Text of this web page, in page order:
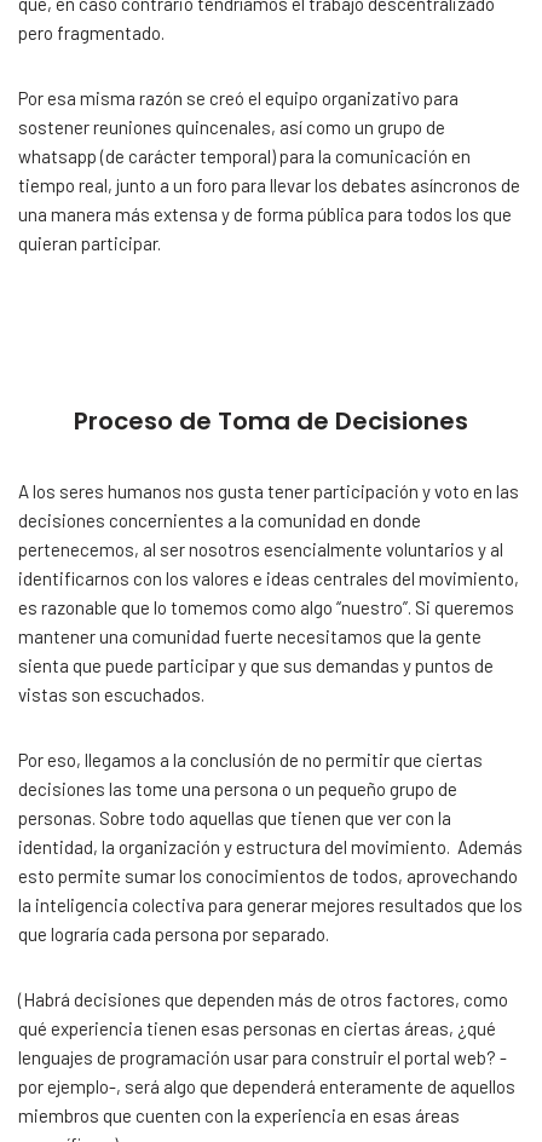
pero fragmentado.
Por esa misma razón se creó el equipo organizativo para
sostener reuniones quincenales, así como un grupo de
whatsapp (de carácter temporal) para la comunicación en
tiempo real, junto a un foro para llevar los debates asíncronos de
una manera más extensa y de forma pública para todos los que
quieran participar.
Proceso de Toma de Decisiones
A los seres humanos nos gusta tener participación y voto en las
decisiones concernientes a la comunidad en donde
pertenecemos, al ser nosotros esencialmente voluntarios y al
identificarnos con los valores e ideas centrales del movimiento,
es razonable que lo tomemos como algo “nuestro”. Si queremos
mantener una comunidad fuerte necesitamos que la gente
sienta que puede participar y que sus demandas y puntos de
vistas son escuchados.
Por eso, llegamos a la conclusión de no permitir que ciertas
decisiones las tome una persona o un pequeño grupo de
personas. Sobre todo aquellas que tienen que ver con la
identidad, la organización y estructura del movimiento. Además
esto permite sumar los conocimientos de todos, aprovechando
la inteligencia colectiva para generar mejores resultados que los
que lograría cada persona por separado.
(Habrá decisiones que dependen más de otros factores, como
qué experiencia tienen esas personas en ciertas áreas, ¿qué
lenguajes de programación usar para construir el portal web? -
por ejemplo-, será algo que dependerá enteramente de aquellos
miembros que cuenten con la experiencia en esas áreas